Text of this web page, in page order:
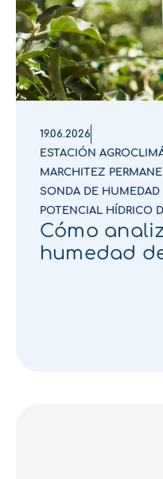
19.06.2026
ESTACIÓN
MARCHITEZ
SONDA DE HUMEDAD
POTENCIAL HÍDRICO
Cómo
humedad